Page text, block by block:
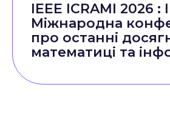
IEEE ICRAMI 2026 :
Міжнародна
про останні
математиці та